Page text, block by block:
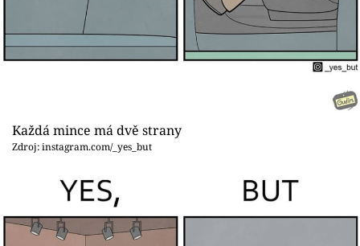
Každá mince má dvě strany
Zdroj: instagram.com/_yes_but